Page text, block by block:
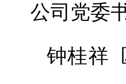
公司党委
钟桂祥